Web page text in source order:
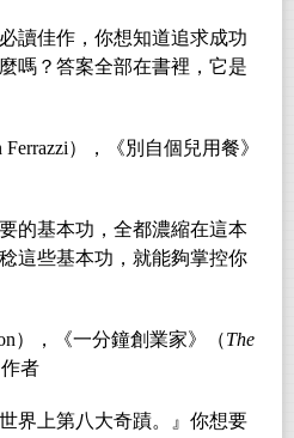
讀佳作，你想知道追求成功
嗎？答案全部在書裡，它是
），《別自個兒用餐》
的基本功，全都濃縮在這本
這些基本功，就能夠掌控你
），《一分鐘創業家》（The
者
界上第八大奇蹟。』你想要